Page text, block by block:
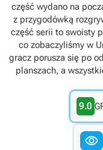
część wydano na
z przygodówką
część serii to swoisty
co zobaczyliśmy w
gracz porusza się po
planszach, a
9.0
